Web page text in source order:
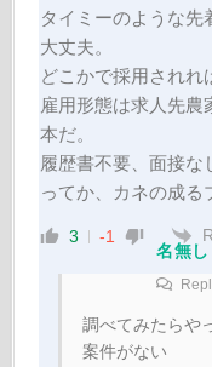
タイミーのような先
大丈夫。
どこかで採用されれ
雇用形態は求人先農
本だ。
履歴書不要、面接な
ってか、カネの成る
3 -1
名無し
調べてみたらや
案件がない